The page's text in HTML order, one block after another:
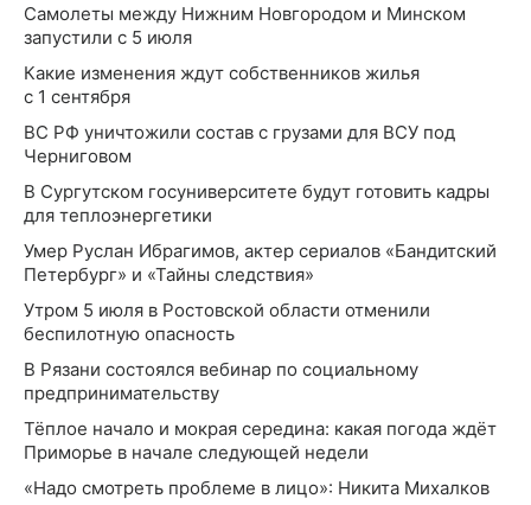
Самолеты между Нижним Новгородом и Минском
запустили с 5 июля
Какие изменения ждут собственников жилья
с 1 сентября
ВС РФ уничтожили состав с грузами для ВСУ под
Черниговом
В Сургутском госуниверситете будут готовить кадры
для теплоэнергетики
Умер Руслан Ибрагимов, актер сериалов «Бандитский
Петербург» и «Тайны следствия»
Утром 5 июля в Ростовской области отменили
беспилотную опасность
В Рязани состоялся вебинар по социальному
предпринимательству
Тёплое начало и мокрая середина: какая погода ждёт
Приморье в начале следующей недели
«Надо смотреть проблеме в лицо»: Никита Михалков